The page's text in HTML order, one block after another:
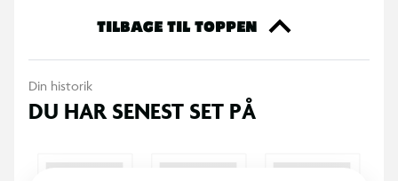
TILBAGE TIL TOPPEN
Din historik
DU HAR SENEST SET PÅ